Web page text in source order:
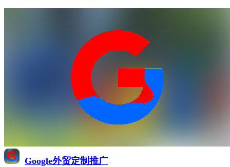
Google外贸定制推广